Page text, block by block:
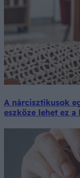
A nárcisztikusok
eszköze lehet ez